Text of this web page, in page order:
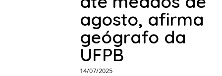
agosto, afirma
geógrafo da
UFPB
14/07/2025